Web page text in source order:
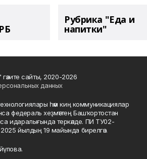
Рубрика "Еда и
напитки"
сайты, 2020-2026
данных
технологиялары һәм киң коммуникациялар
федераль хеҙмәттең Башҡортостан
идаралығында теркәлде. ПИ ТУ02-
йылдың 19 майында бирелгән.